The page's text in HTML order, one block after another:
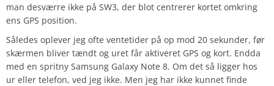
man desværre ikke på SW3, der blot centrerer kortet omkring
ens GPS position.
Således oplever jeg ofte ventetider på op mod 20 sekunder, før
skærmen bliver tændt og uret får aktiveret GPS og kort. Endda
med en spritny Samsung Galaxy Note 8. Om det så ligger hos
ur eller telefon, ved jeg ikke. Men jeg har ikke kunnet finde